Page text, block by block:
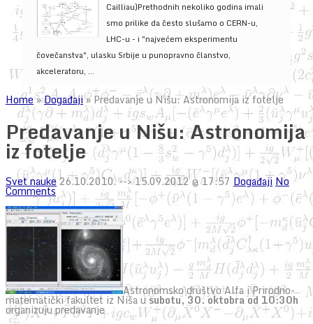
Cailliau)Prethodnih nekoliko godina imali
smo prilike da često slušamo o CERN-u,
LHC-u - i "najvećem eksperimentu
čovečanstva", ulasku Srbije u punopravno članstvo,
akceleratoru, ...
Home»Događaji»Predavanje u Nišu: Astronomija iz fotelje
Predavanje u Nišu: Astronomija
iz fotelje
Svet nauke 26.10.2010.--> 15.09.2012 @ 17:57 Događaji No
Comments
Astronomsko društvo Alfa i Prirodno-
matematički fakultet iz Niša usubotu, 30. oktobra od 10:30h
organizuju predavanje